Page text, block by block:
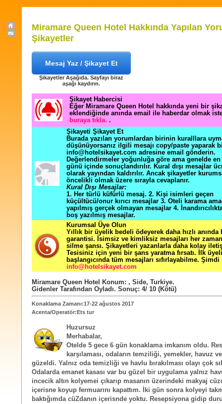
Miramare Queen Hotel Hakkında Yapılan
Şikayetler
Mesaj Yaz / Şikayet Et
Şikayetler Aşağıda. Sayfayı biraz
aşağı kaydırın.
Şikayet Habercisi
Eğer Miramare Queen Hotel hakkında yeni bir
eklendiğinde anında email ile haberdar olmak
buraya tıkla. .
Şikayeti Şikayet Et
Burada yazılan yorumlardan birinin kuralllara
düşünüyorsanız ilgili mesajı copy/paste yaparak
info@hotelsikayet.com adresine email gönderin.
Değerlendirmeler yoğunluğa göre ama genelde
günü içinde sonuçlandırılır. Kural dışı mesajlar
olarak yayından kaldırılır. Ancak şikayetler
öncelikli olmak üzere sırayla cevaplanır.
Kural Dışı Mesajlar:
1. Her türlü küfürlü mesaj. 2. Kişi isimleri geçen
küçültücü/onur kırıcı mesajlar 3. Oteli karama
yapılmış gerçek olmayan mesajlar 4.
boş yazılmış mesajlar.
Kurumsal Üye Olun
Yıllık bir üyelik bedeli ödeyerek daha hızlı
garantisi. İsimsiz ve kimliksiz mesajları her zaman
silme şansı. Şikayetleri yazanlarla daha kolay
Tesisiniz için yeni bir şans yaratma fırsatı. İlk
başlangıcında tüm mesajları sıfırlayabilme. Şimdi
info@hotelsikayet.com
Miramare Queen Hotel Konum: , Side, Turkiye.
Gidenler Tarafından Oyladı. Sonuç: 4/ 10 (Kötü)
Konaklama Zamanı:17-22 ağustos 2017
Acenta/Operatör:Ets tur
Huzursuz
Merhabalar,
Otelde 5 gece 6 gün konaklama imkanım oldu.
karşılaması, odaların temziliği, yemekler, havuz
güzeldi. Yalnız oda temizliği ve havlu bırakılması olayı çok
Odalarda emanet kasası var bu güzel bir uygulama yalnız
incecik altın kolyemei çıkarıp masanın üzerindeki makyaj
içerisne koyup fermuarını kapattım. İki gün sonra kolyeyi
baktığımda cüZdanın içerisnde yoktu. Resepsiyona gidip